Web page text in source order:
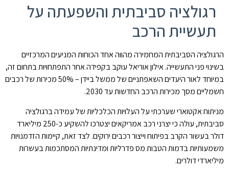
רגולציה סביבתית והשפעתה על
תעשיית הרכב
הרגולציה הסביבתית המחמירה מהווה אחד הכוחות המניעים המרכזיים
בשינוי פני התעשייה. אילון אוריאל עוקב בקפידה אחר התפתחויות בתחום זה,
במיוחד לאור היעדים השאפתניים של ממשל ביידן – 50% מכירות של רכבים
חשמליים מסך מכירות הרכב החדשות עד 2030.
מניתוח אקטוארי שערכתי על העלויות הכלכליות של עמידה ברגולציה
סביבתית, עולה כי יצרני רכב אמריקאים יצטרכו להשקיע כ-250 מיליארד
דולר בעשור הקרב בפיתוח וייצור רכבים ירוקים. לצד זאת, קיימות הזדמנויות
משמעותיות בדמות הטבות מס פדרליות ומדינתיות המסתכמות בעשרות
מיליארדי דולרים.